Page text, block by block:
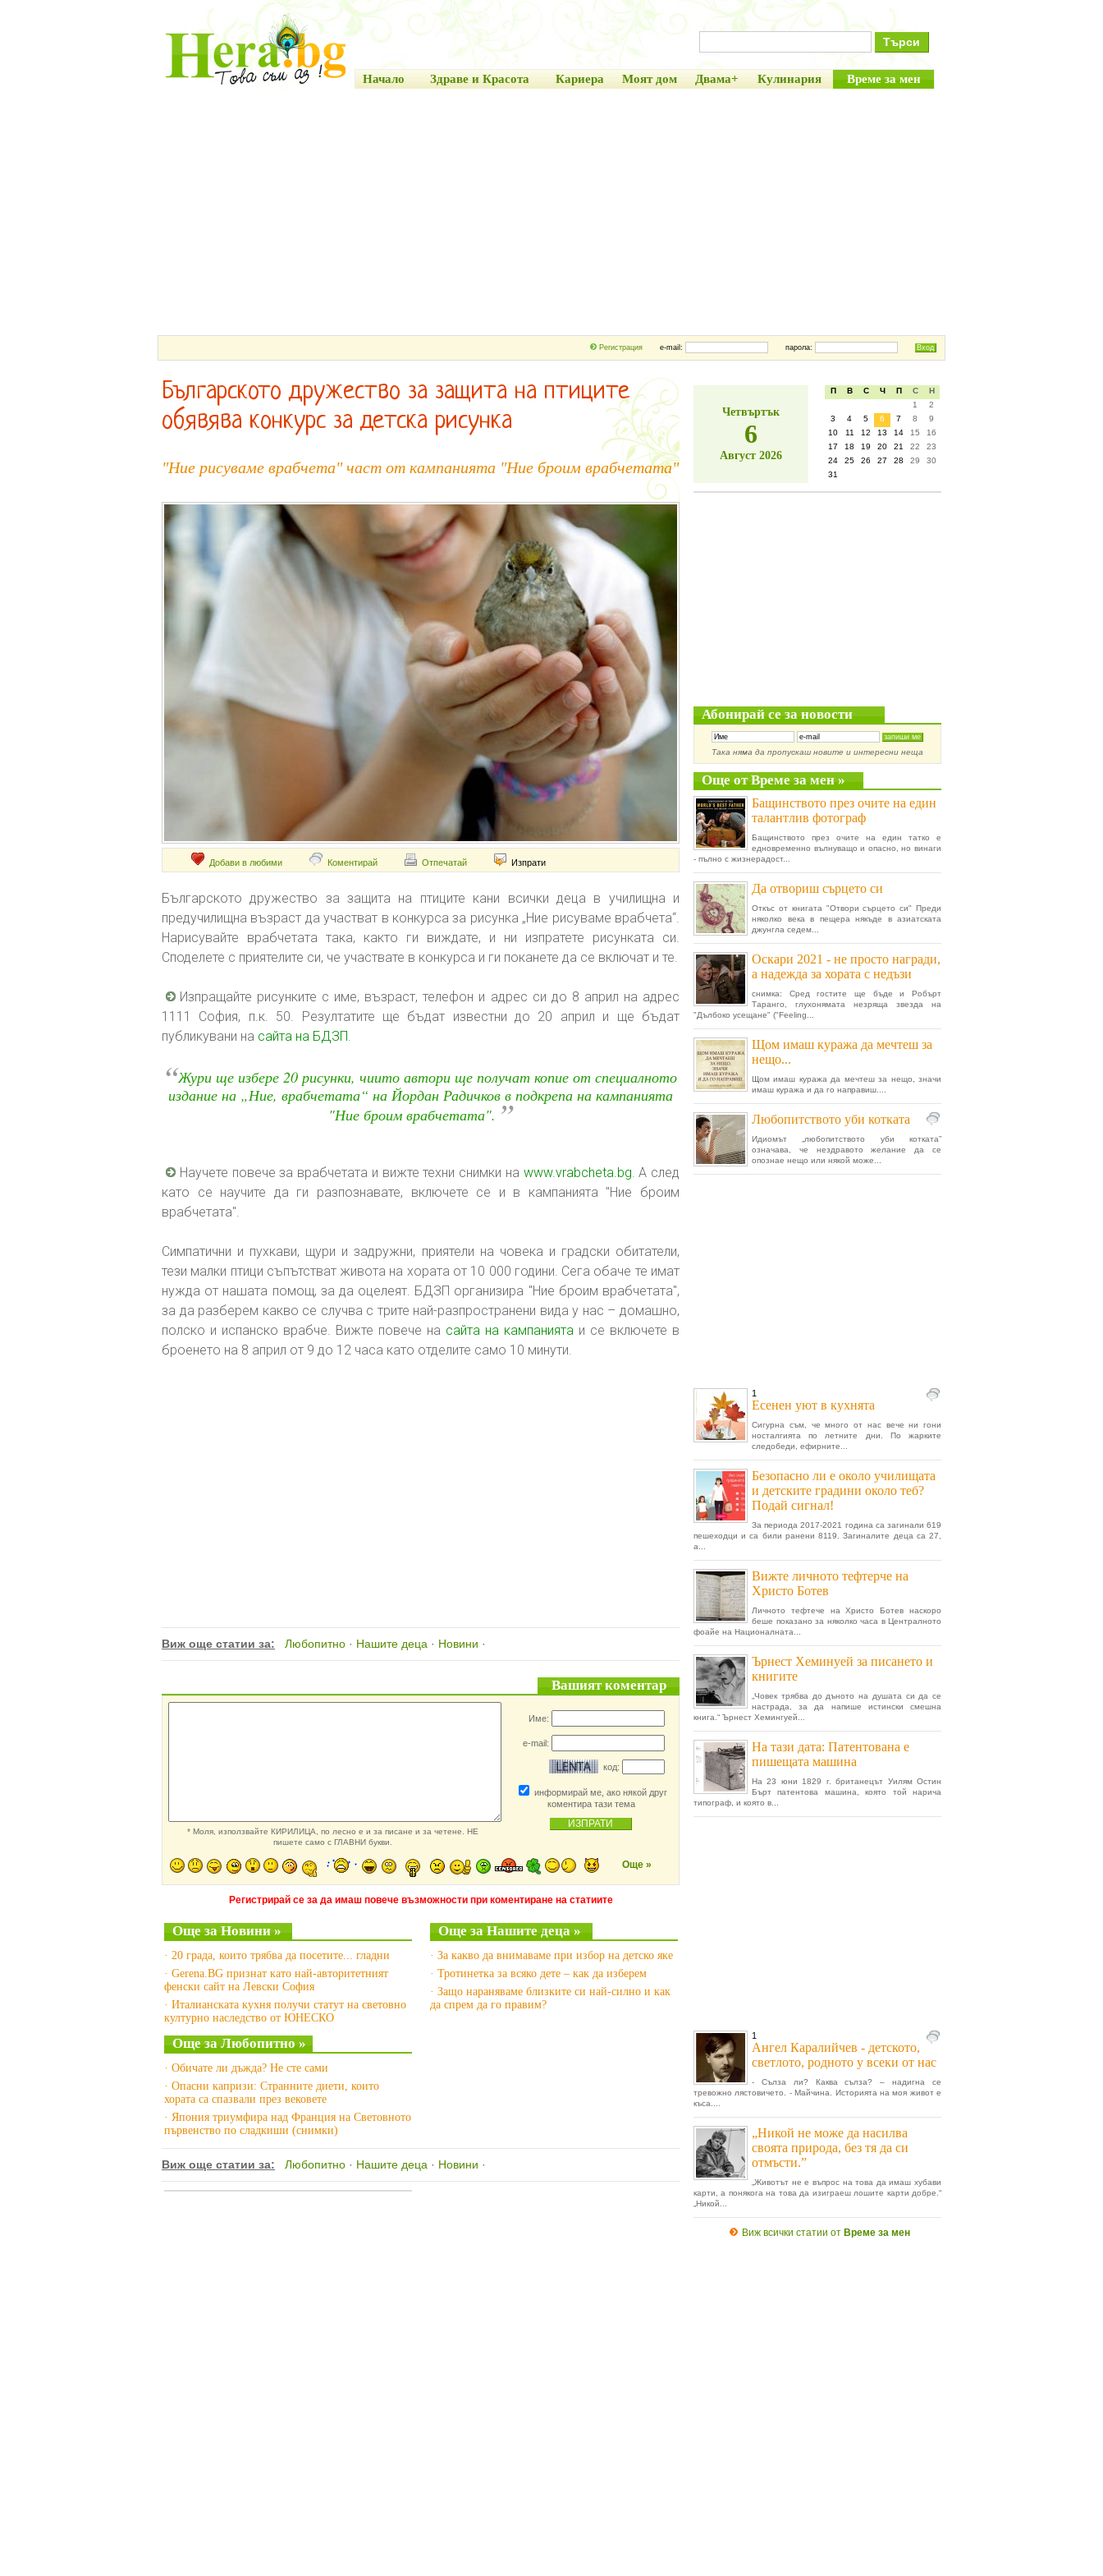
Начало Здраве и Красота Кариера Моят дом Двама+ Кулинария Време за мен
Регистрация e-mail: парола:
Българското дружество за защита на птиците
обявява конкурс за детска рисунка
"Ние рисуваме врабчета" част от кампанията "Ние броим врабчетата"
Добави в любими Коментирай Отпечатай Изпрати
Българското дружество за защита на птиците кани всички деца в училищна и
предучилищна възраст да участват в конкурса за рисунка „Ние рисуваме врабчета“.
Нарисувайте врабчетата така, както ги виждате, и ни изпратете рисунката си.
Споделете с приятелите си, че участвате в конкурса и ги поканете да се включат и те.
Изпращайте рисунките с име, възраст, телефон и адрес си до 8 април на адрес
1111 София, п.к. 50. Резултатите ще бъдат известни до 20 април и ще бъдат
публикувани на сайта на БДЗП.
“Жури ще избере 20 рисунки, чиито автори ще получат копие от специалното
издание на „Ние, врабчетата“ на Йордан Радичков в подкрепа на кампанията
"Ние броим врабчетата". ”
Научете повече за врабчетата и вижте техни снимки на www.vrabcheta.bg. А след
като се научите да ги разпознавате, включете се и в кампанията "Ние броим
врабчетата".
Симпатични и пухкави, щури и задружни, приятели на човека и градски обитатели,
тези малки птици съпътстват живота на хората от 10 000 години. Сега обаче те имат
нужда от нашата помощ, за да оцелеят. БДЗП организира "Ние броим врабчетата",
за да разберем какво се случва с трите най-разпространени вида у нас – домашно,
полско и испанско врабче. Вижте повече на сайта на кампанията и се включете в
броенето на 8 април от 9 до 12 часа като отделите само 10 минути.
Виж още статии за: Любопитно · Нашите деца · Новини ·
Вашият коментар
* Моля, използвайте КИРИЛИЦА, по лесно е и за писане и за четене. НЕ
пишете само с ГЛАВНИ букви.
Име:
e-mail:
код:
информирай ме, ако някой друг
коментира тази тема
Още »
Регистрирай се за да имаш повече възможности при коментиране на статиите
Още за Новини »
· 20 града, които трябва да посетите... гладни
· Gerena.BG признат като най-авторитетният
фенски сайт на Левски София
· Италианската кухня получи статут на световно
културно наследство от ЮНЕСКО
Още за Нашите деца »
· За какво да внимаваме при избор на детско яке
· Тротинетка за всяко дете – как да изберем
· Защо нараняваме близките си най-силно и как
да спрем да го правим?
Още за Любопитно »
· Обичате ли дъжда? Не сте сами
· Опасни капризи: Странните диети, които
хората са спазвали през вековете
· Япония триумфира над Франция на Световното
първенство по сладкиши (снимки)
Виж още статии за: Любопитно · Нашите деца · Новини ·
Четвъртък
6
Август 2026
П В С Ч П С
Н
1
2
3
4 5 6 7 8
9
10
11 12 13 14 15
16
17
18 19 20 21 22
23
24
25 26 27 28 29
30
31
Абонирай се за новости
Така няма да пропускаш новите и интересни неща
Още от Време за мен »
Бащинството през очите на един
талантлив фотограф
Бащинството през очите на един татко е
едновременно вълнуващо и опасно, но винаги
- пълно с жизнерадост...
Да отвориш сърцето си
Откъс от книгата "Отвори сърцето си" Преди
няколко века в пещера някъде в азиатската
джунгла седем...
Оскари 2021 - не просто награди,
а надежда за хората с недъзи
снимка: Сред гостите ще бъде и Робърт
Таранго, глухонямата незряща звезда на
"Дълбоко усещане" ("Feeling...
Щом имаш куража да мечтеш за
нещо...
Щом имаш куража да мечтеш за нещо, значи
имаш куража и да го направиш....
Любопитството уби котката
Идиомът „любопитството уби котката”
означава, че нездравото желание да се
опознае нещо или някой може...
1
Есенен уют в кухнята
Сигурна съм, че много от нас вече ни гони
носталгията по летните дни. По жарките
следобеди, ефирните...
Безопасно ли е около училищата
и детските градини около теб?
Подай сигнал!
За периода 2017-2021 година са загинали 619
пешеходци и са били ранени 8119. Загиналите деца са 27,
а...
Вижте личното тефтерче на
Христо Ботев
Личното тефтече на Христо Ботев наскоро
беше показано за няколко часа в Централното
фоайе на Националната...
Ърнест Хеминуей за писането и
книгите
„Човек трябва до дъното на душата си да се
настрада, за да напише истински смешна
книга.“ Ърнест Хемингуей...
На тази дата: Патентована е
пишещата машина
На 23 юни 1829 г. британецът Уилям Остин
Бърт патентова машина, която той нарича
типограф, и която в...
1
Ангел Каралийчев - детското,
светлото, родното у всеки от нас
- Сълза ли? Каква сълза? – надигна се
тревожно лястовичето. - Майчина. Историята на моя живот е
къса....
„Никой не може да насилва
своята природа, без тя да си
отмъсти.”
„Животът не е въпрос на това да имаш хубави
карти, а понякога на това да изиграеш лошите карти добре.“
„Никой...
Виж всички статии от Време за мен